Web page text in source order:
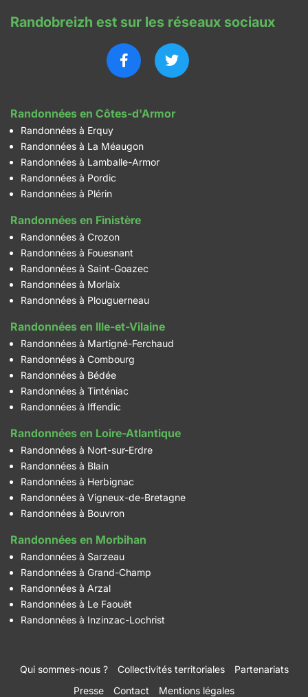
Randobreizh est sur les réseaux sociaux
Randonnées en Côtes-d'Armor
Randonnées à Erquy
Randonnées à La Méaugon
Randonnées à Lamballe-Armor
Randonnées à Pordic
Randonnées à Plérin
Randonnées en Finistère
Randonnées à Crozon
Randonnées à Fouesnant
Randonnées à Saint-Goazec
Randonnées à Morlaix
Randonnées à Plouguerneau
Randonnées en Ille-et-Vilaine
Randonnées à Martigné-Ferchaud
Randonnées à Combourg
Randonnées à Bédée
Randonnées à Tinténiac
Randonnées à Iffendic
Randonnées en Loire-Atlantique
Randonnées à Nort-sur-Erdre
Randonnées à Blain
Randonnées à Herbignac
Randonnées à Vigneux-de-Bretagne
Randonnées à Bouvron
Randonnées en Morbihan
Randonnées à Sarzeau
Randonnées à Grand-Champ
Randonnées à Arzal
Randonnées à Le Faouët
Randonnées à Inzinzac-Lochrist
Qui sommes-nous ? Collectivités territoriales
Partenariats
Presse
Contact Mentions légales